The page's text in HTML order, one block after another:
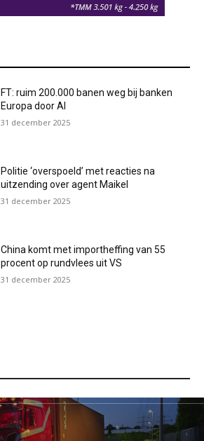
FT: ruim 200.000 banen weg bij banken
Europa door AI
31 december 2025
Politie ‘overspoeld’ met reacties na
uitzending over agent Maikel
31 december 2025
China komt met importheffing van 55
procent op rundvlees uit VS
31 december 2025